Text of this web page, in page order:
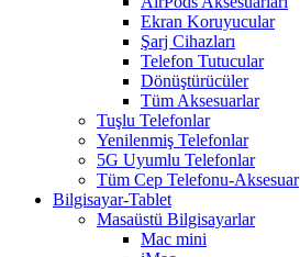
Ekran Koruyucular
Şarj Cihazları
Telefon Tutucular
Dönüştürücüler
Tüm Aksesuarlar
Tuşlu Telefonlar
Yenilenmiş Telefonlar
5G Uyumlu Telefonlar
Tüm Cep Telefonu-Aksesuar
Bilgisayar-Tablet
Masaüstü Bilgisayarlar
Mac mini